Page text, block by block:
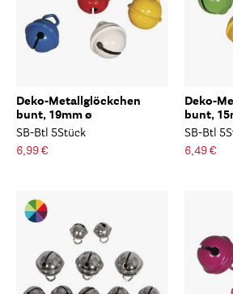
Deko-Metallglöckchen
bunt, 19mm ø
SB-Btl 5Stück
6,99 €
Deko-
bunt,
SB-Btl
6,49 €